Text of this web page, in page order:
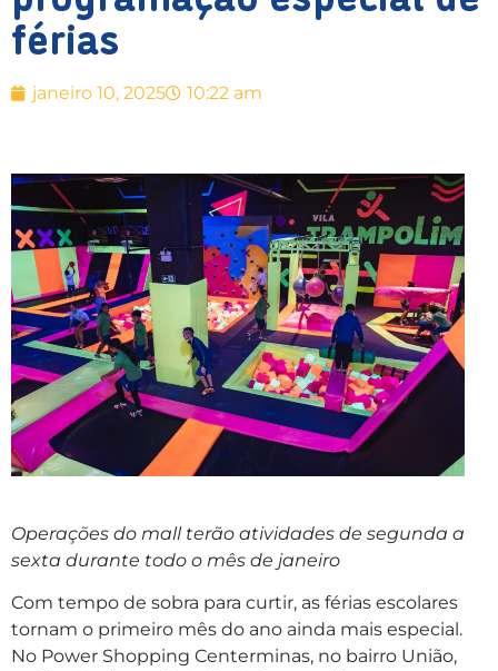
férias
janeiro 10, 2025 10:22 am
Operações do mall terão atividades de segunda a
sexta durante todo o mês de janeiro
Com tempo de sobra para curtir, as férias escolares
tornam o primeiro mês do ano ainda mais especial.
No Power Shopping Centerminas, no bairro União,